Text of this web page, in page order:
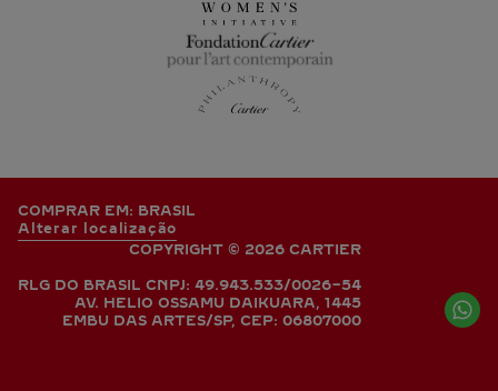
COMPRAR EM: BRASIL
Alterar localização
COPYRIGHT © 2026 CARTIER
RLG DO BRASIL CNPJ: 49.943.533/0026-54
AV. HELIO OSSAMU DAIKUARA, 1445
EMBU DAS ARTES/SP, CEP: 06807000